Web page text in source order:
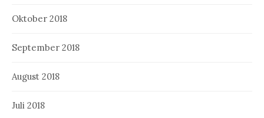
Oktober 2018
September 2018
August 2018
Juli 2018